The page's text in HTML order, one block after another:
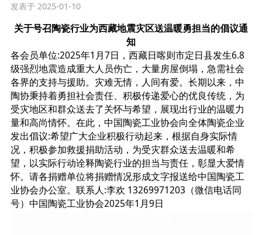
发表于 2025-01-10
关于号召陶瓷行业为西藏地震灾区送温暖勇担当的倡议通
知
各会员单位:2025年1月7日，西藏日喀则市定日县发生6.8
级强烈地震造成重大人员伤亡，大量房屋倒塌，急需社会
各界的支持与援助。灾难无情，人间有爱。长期以来，中
陶协秉持着勇担社会责任、积极传递爱心的优良传统，为
受灾地区和群众送去了关怀与希望，展现出行业的温暖力
量和高尚情怀。在此，中国陶瓷工业协会向全体陶瓷企业
发出倡议:希望广大企业积极行动起来，根据自身实际情
况，积极参加救援捐助活动，为受灾群众送去温暖和希
望，以实际行动诠释陶瓷行业的担当与责任，彰显大爱情
怀。请各捐赠单位将捐赠情况形成文字报送给中国陶瓷工
业协会办公室。联系人:李欢 13269971203（微信电话同
号）中国陶瓷工业协会2025年1月9日